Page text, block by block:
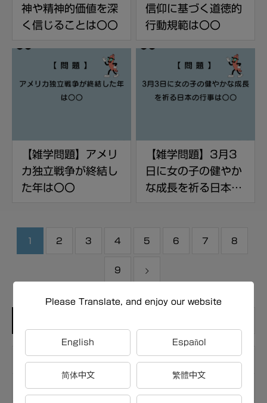
神や精神的価値を深
く信じることは〇〇
信仰に基づく道徳的
行動規範は〇〇
【雑学問題】アメリ
カ独立戦争が終結し
た年は〇〇
【雑学問題】3月3
日に女の子の健やか
な成長を祈る日本の
2 3 4 5 6 7 8
9
歴史・文化
Please Translate, and enjoy our website
English Español
简体中文 繁體中文